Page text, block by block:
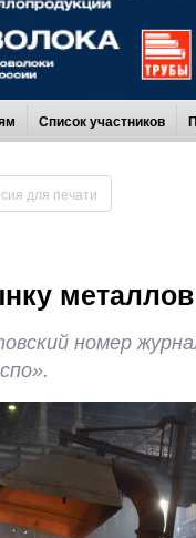
Список участников
для печати
номер